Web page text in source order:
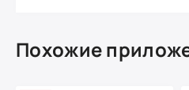
Похожие